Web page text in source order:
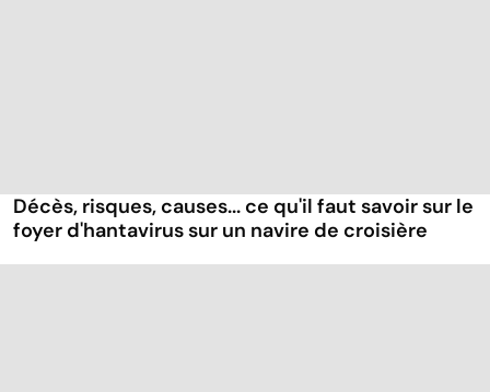
Décès, risques, causes... ce qu'il faut savoir sur le
foyer d'hantavirus sur un navire de croisière